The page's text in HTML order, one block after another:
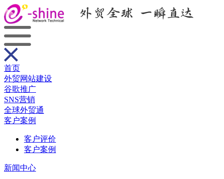
首页
外贸网站建设
谷歌推广
SNS营销
全球外贸通
客户案例
客户评价
客户案例
新闻中心